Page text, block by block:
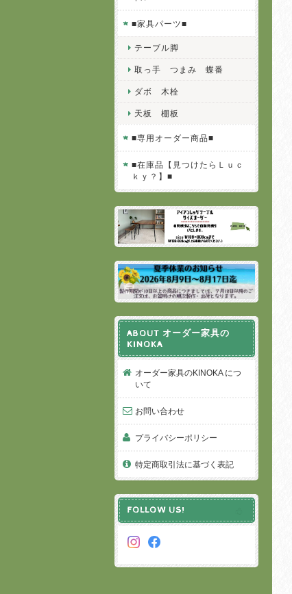
■家具パーツ■
テーブル脚
取っ手 つまみ 蝶番
ダボ 木栓
天板 棚板
■専用オーダー商品■
■在庫品【見つけたらＬｕｃ
ｋｙ？】■
ABOUT オーダー家具の
KINOKA
オーダー家具のKINOKA につ
いて
お問い合わせ
プライバシーポリシー
特定商取引法に基づく表記
FOLLOW US!